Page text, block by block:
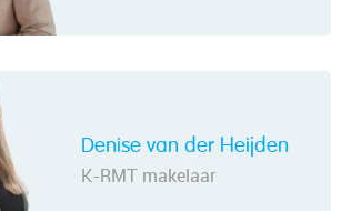
Denise van der Heijden
K-RMT makelaar